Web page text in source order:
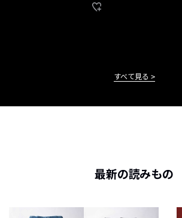
すべて見る
最新の読みもの